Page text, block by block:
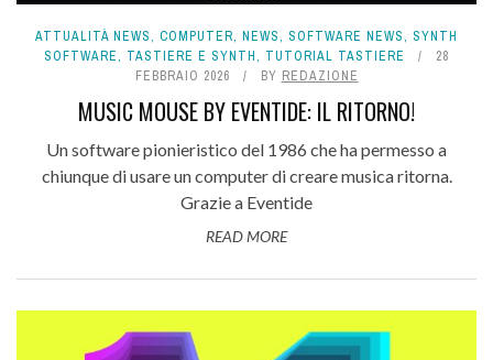
ATTUALITÀ NEWS, COMPUTER, NEWS, SOFTWARE NEWS, SYNTH
SOFTWARE, TASTIERE E SYNTH, TUTORIAL TASTIERE
28
FEBBRAIO 2026
BY REDAZIONE
MUSIC MOUSE BY EVENTIDE: IL RITORNO!
Un software pionieristico del 1986 che ha permesso a
chiunque di usare un computer di creare musica ritorna.
Grazie a Eventide
READ MORE